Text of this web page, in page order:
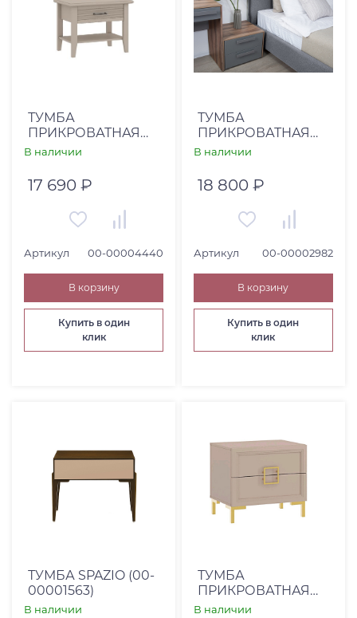
ТУМБА
ПРИКРОВАТНАЯ
КАНТРИ-А -
КАШЕМИР СЕРЫЙ
В наличии
17 690 ₽
Артикул 00-00004440
В корзину
Купить в один
клик
ТУМБА
ПРИКРОВАТНАЯ
ВИЕРА (00-
В наличии
18 800 ₽
Артикул 00-00002982
В корзину
Купить в один
клик
ТУМБА SPAZIO (00-
00001563)
В наличии
ТУМБА
ПРИКРОВАТНАЯ
ДОЛЬЧЕ-А (00-
В наличии